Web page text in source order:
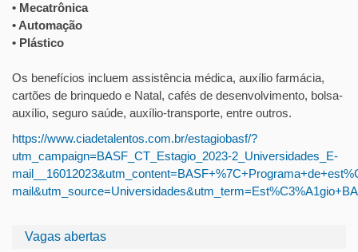
Vagas abertas
• Mecatrônica
• Automação
• Plástico
Os benefícios incluem assistência médica, auxílio farmácia,
cartões de brinquedo e Natal, cafés de desenvolvimento, bolsa-
auxílio, seguro saúde, auxílio-transporte, entre outros.
https://www.ciadetalentos.com.br/estagiobasf/?
utm_campaign=BASF_CT_Estagio_2023-2_Universidades_E-